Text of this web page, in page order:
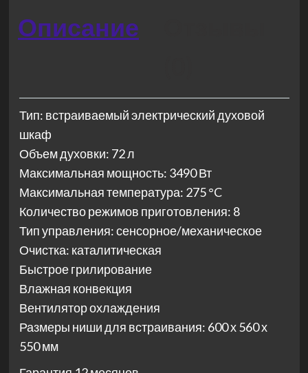
Описание
Тип: встраиваемый электрический духовой
шкаф
Объем духовки: 72 л
Максимальная мощность: 3490 Вт
Максимальная температура: 275 °C
Количество режимов приготовления: 8
Тип управления: сенсорное/механическое
Очистка: каталитическая
Быстрое грилирование
Влажная конвекция
Вентилятор охлаждения
Размеры ниши для встраивания: 600 х 560 х
550 мм